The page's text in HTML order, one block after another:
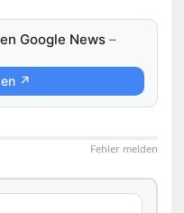
Google News –
↗
Fehler melden